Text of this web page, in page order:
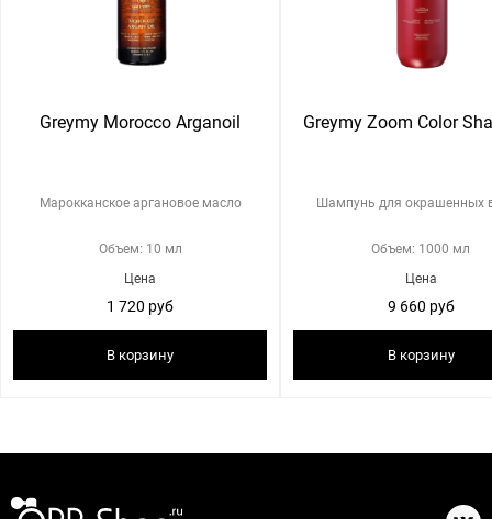
Greymy Morocco Arganoil
Марокканское аргановое масло
Объем: 10 мл
Цена
1 720 руб
В корзину
Greymy Zoom Color
Шампунь для окрашенных
Объем: 1000 мл
Цена
9 660 руб
В корзину